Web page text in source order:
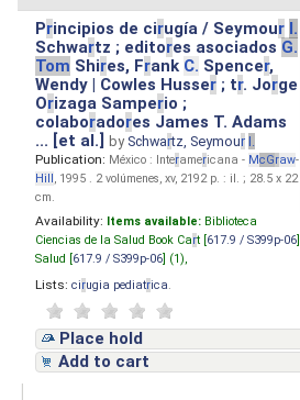
Principios de cirugía / Seymour I.
Schwartz ; editores asociados G.
Tom Shires, Frank C. Spencer,
Wendy | Cowles Husser ; tr. Jorge
Orizaga Samperio ;
colaboradores James T. Adams
... [et al.]by Schwartz, Seymour I.
Publication: México : Interamericana - McGraw-
Hill, 1995 . 2 volúmenes, xv, 2192 p. : il. ; 28.5 x 22
cm.
Availability: Items available: Biblioteca
Ciencias de la Salud Book Cart [ 617.9 / S399p-06
Salud [ 617.9 / S399p-06 ] (1),
Lists: cirugia pediatrica
Place hold
Add to cart